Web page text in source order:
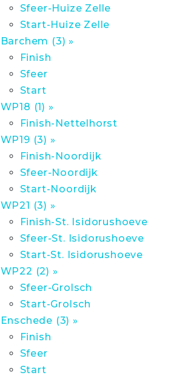
Sfeer-Huize Zelle
Start-Huize Zelle
Barchem (3) »
Finish
Sfeer
Start
WP18 (1) »
Finish-Nettelhorst
WP19 (3) »
Finish-Noordijk
Sfeer-Noordijk
Start-Noordijk
WP21 (3) »
Finish-St. Isidorushoeve
Sfeer-St. Isidorushoeve
Start-St. Isidorushoeve
WP22 (2) »
Sfeer-Grolsch
Start-Grolsch
Enschede (3) »
Finish
Sfeer
Start